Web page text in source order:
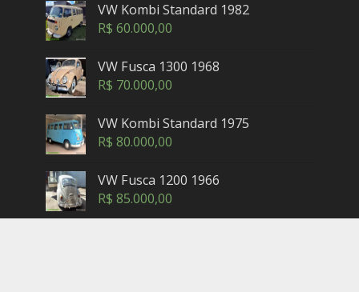
VW Kombi Standard 1982
R$ 60.000,00
VW Fusca 1300 1968
R$ 70.000,00
VW Kombi Standard 1975
R$ 80.000,00
VW Fusca 1200 1966
R$ 85.000,00